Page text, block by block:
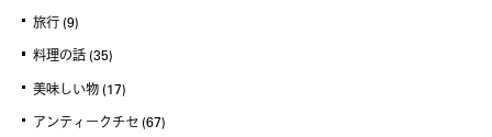
旅行 (9)
料理の話 (35)
美味しい物 (17)
アンティークチセ (67)